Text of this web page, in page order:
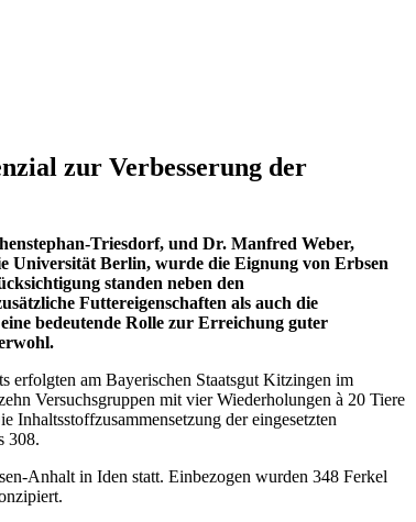
zur Verbesserung der
Triesdorf, und Dr. Manfred Weber,
Universität Berlin, wurde die Eignung von Erbsen
standen neben den
Futtereigenschaften als auch die
bedeutende Rolle zur Erreichung guter
erfolgten am Bayerischen Staatsgut Kitzingen im
Versuchsgruppen mit vier Wiederholungen à 20 Tiere
Inhaltsstoffzusammensetzung der eingesetzten
308.
Anhalt in Iden statt. Einbezogen wurden 348 Ferkel